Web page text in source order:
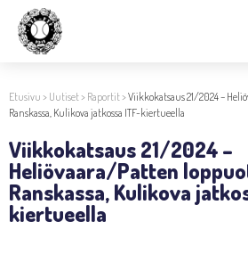
Etusivu > Uutiset> Raportit>Viikkokatsaus 21/2024 –
Ranskassa, Kulikova jatkossa ITF-kiertueella
Viikkokatsaus 21/2024 –
Heliövaara/Patten
Ranskassa, Kulikova
kiertueella